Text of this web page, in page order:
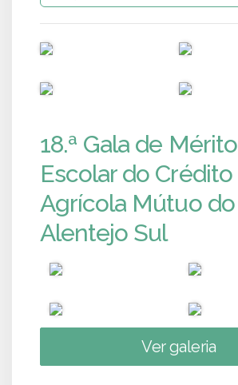
18.ª Gala de Mérito
Escolar do Crédito
Agrícola Mútuo do
Alentejo Sul
Ver galeria